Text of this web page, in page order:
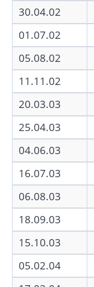
30.04.02
01.07.02
05.08.02
11.11.02
20.03.03
25.04.03
04.06.03
16.07.03
06.08.03
18.09.03
15.10.03
05.02.04